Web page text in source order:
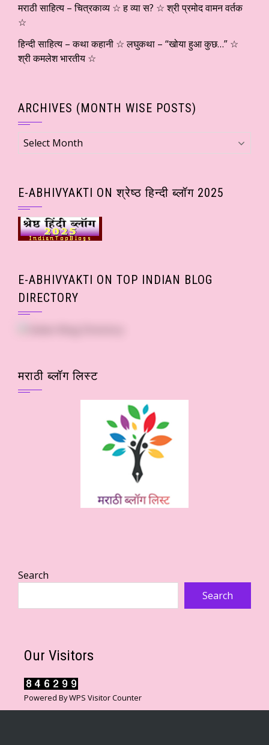
मराठी साहित्य – चित्रकाव्य ☆ ह व्या स? ☆ श्री प्रमोद वामन वर्तक
☆
हिन्दी साहित्य – कथा कहानी ☆ लघुकथा – “खोया हुआ कुछ…” ☆
श्री कमलेश भारतीय ☆
ARCHIVES (MONTH WISE POSTS)
Archives
(Month
E-ABHIVYAKTI ON श्रेष्ठ हिन्दी ब्लॉग 2025
E-ABHIVYAKTI ON TOP INDIAN BLOG
DIRECTORY
मराठी ब्लॉग लिस्ट
Search
Search
Our Visitors
Powered ByWPS Visitor Counter